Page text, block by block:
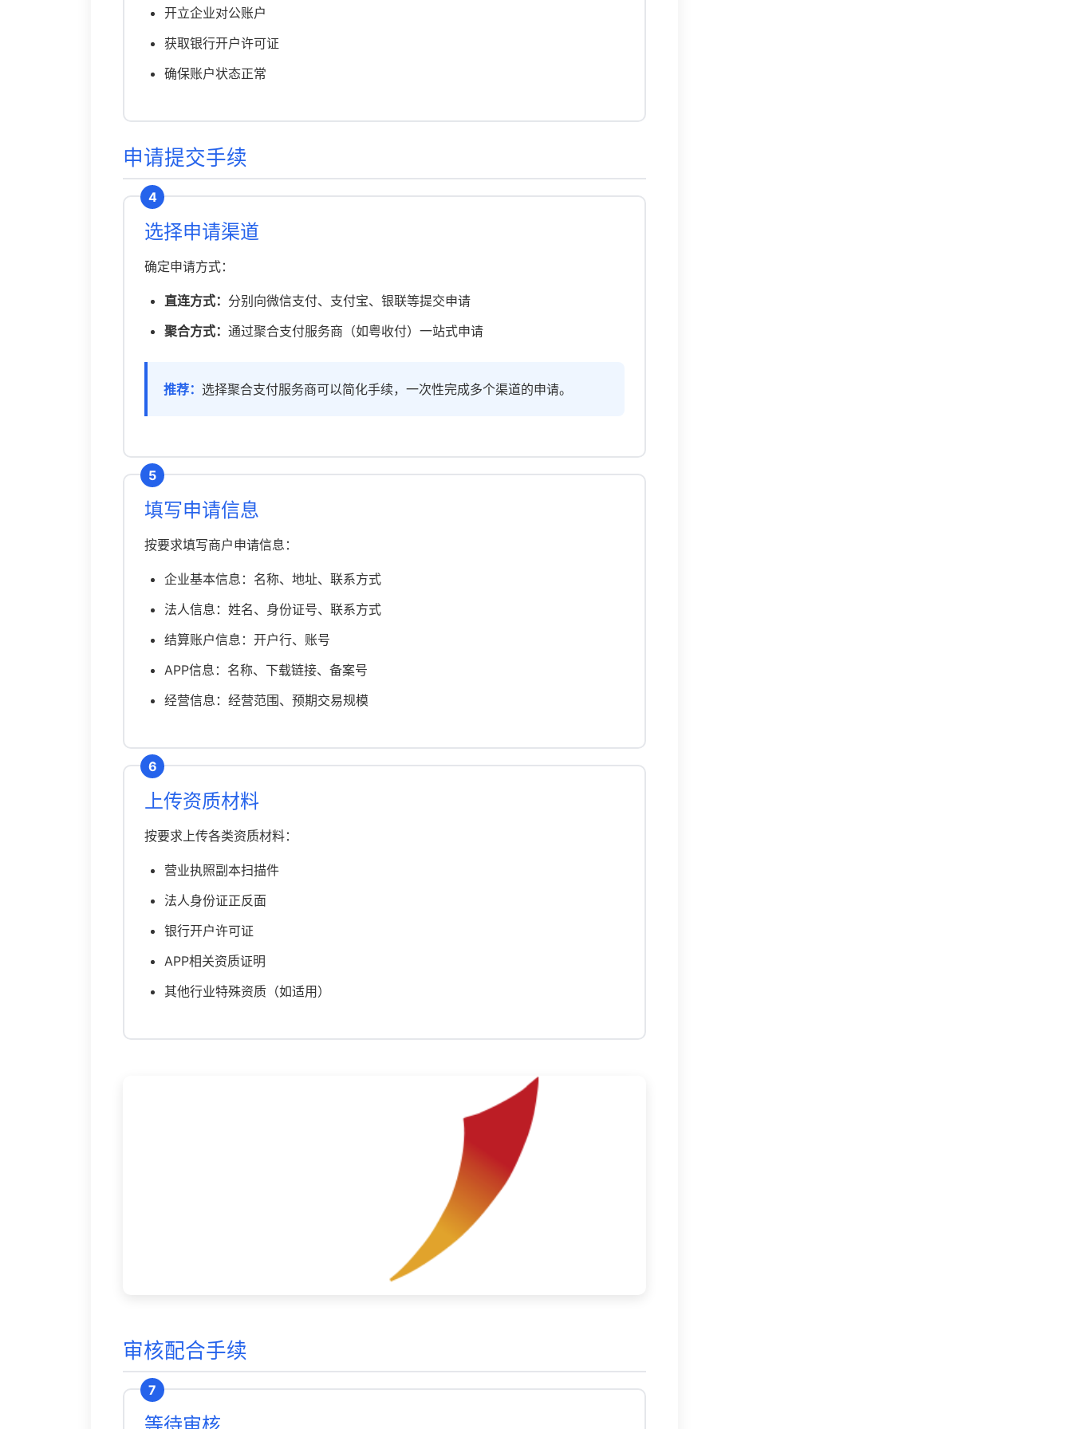
开立企业对公账户
获取银行开户许可证
确保账户状态正常
申请提交手续
4
选择申请渠道
确定申请方式：
直连方式： 分别向微信支付、支付宝、银联等提交申请
聚合方式： 通过聚合支付服务商（如粤收付）一站式申请
推荐： 选择聚合支付服务商可以简化手续，一次性完成多个渠道的申请。
5
填写申请信息
按要求填写商户申请信息：
企业基本信息：名称、地址、联系方式
法人信息：姓名、身份证号、联系方式
结算账户信息：开户行、账号
APP信息：名称、下载链接、备案号
经营信息：经营范围、预期交易规模
6
上传资质材料
按要求上传各类资质材料：
营业执照副本扫描件
法人身份证正反面
银行开户许可证
APP相关资质证明
其他行业特殊资质（如适用）
审核配合手续
7